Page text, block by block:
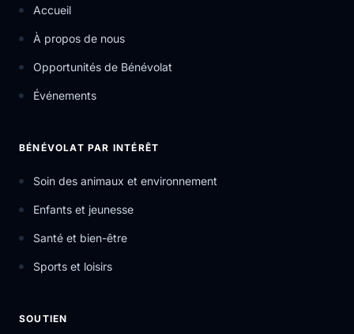
Accueil
À propos de nous
Opportunités de Bénévolat
Événements
BÉNÉVOLAT PAR INTÉRÊT
Soin des animaux et environnement
Enfants et jeunesse
Santé et bien-être
Sports et loisirs
SOUTIEN